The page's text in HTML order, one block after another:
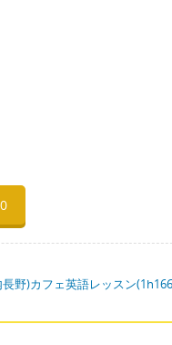
0
野)カフェ英語レッスン